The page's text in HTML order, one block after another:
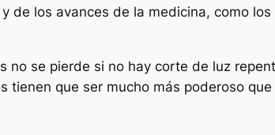
de los avances de la medicina, como los
no se pierde si no hay corte de luz
tienen que ser mucho más poderoso que